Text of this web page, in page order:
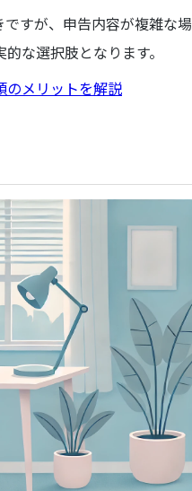
すが、申告内容が複雑な場
な選択肢となります。
のメリットを解説